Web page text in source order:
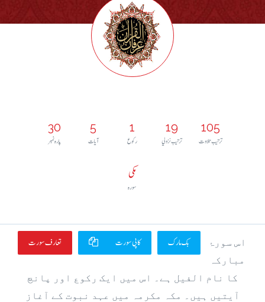
30
پارہ نمبر
5
آيات
1
رکوع
19
ترتيب نزولي
105
ترتيب تلاوت
مکی
سورہ
تعارف سورت کاپی سورت بک مارک
اس سورۂ
مبارکہ
کا نام الفیل ہے۔ اس میں ایک رکوع اور پانچ
آیتیں ہیں۔ مکہ مکرمہ میں عہد نبوت کے آغاز